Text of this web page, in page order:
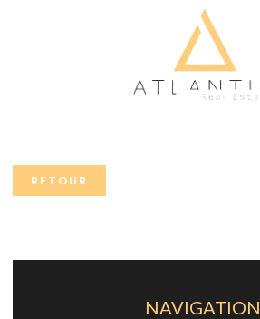
RETOUR
NAVIGATION